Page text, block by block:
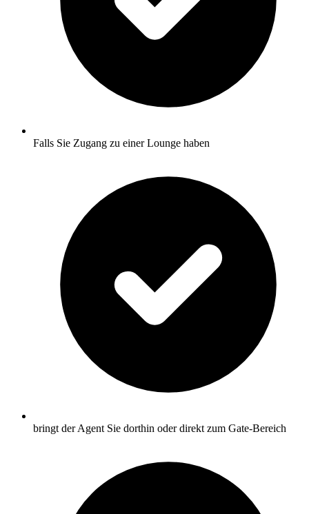
Falls Sie Zugang zu einer Lounge haben
bringt der Agent Sie dorthin oder direkt zum Gate-Bereich